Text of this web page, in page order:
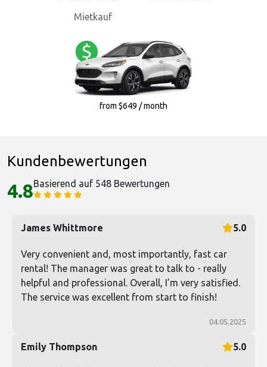
Mietkauf
from $649 / month
Kundenbewertungen
4.8Basierend auf 548 Bewertungen
James Whittmore 5.0
Very convenient and, most importantly, fast car
rental! The manager was great to talk to - really
helpful and professional. Overall, I’m very satisfied.
The service was excellent from start to finish!
04.05.2025
Emily Thompson 5.0